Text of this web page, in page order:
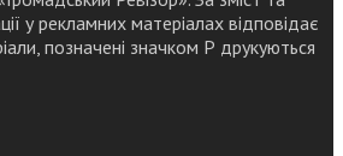
у рекламних матеріалах відповідає
позначені значком Р друкуються